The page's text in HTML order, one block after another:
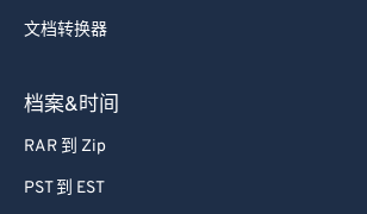
文档转换器
档案&时间
RAR 到 Zip
PST 到 EST